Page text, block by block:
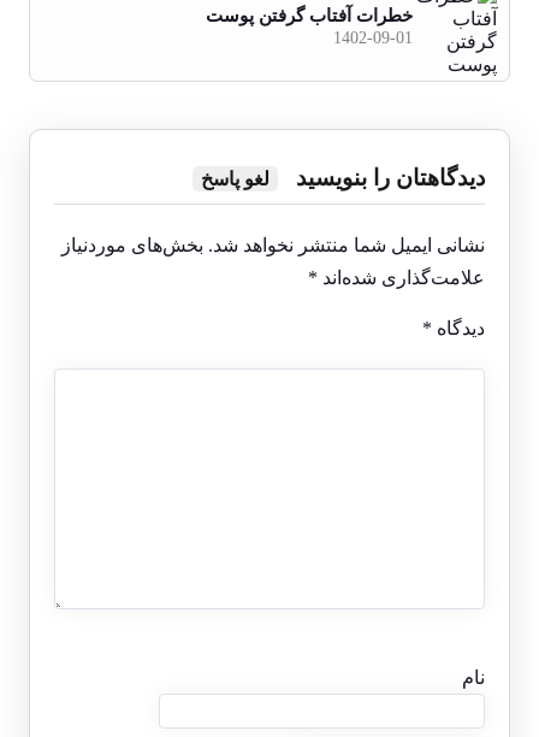
خطرات آفتاب گرفتن پوست
1402-09-01
دیدگاهتان را بنویسید لغو پاسخ
نشانی ایمیل شما منتشر نخواهد شد. بخش‌های موردنیاز
علامت‌گذاری شده‌اند *
دیدگاه *
نام